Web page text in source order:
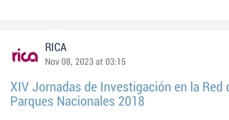
RICA
Nov 08, 2023 at 03:15
XIV Jornadas de Investigación en la Red
Parques Nacionales 2018